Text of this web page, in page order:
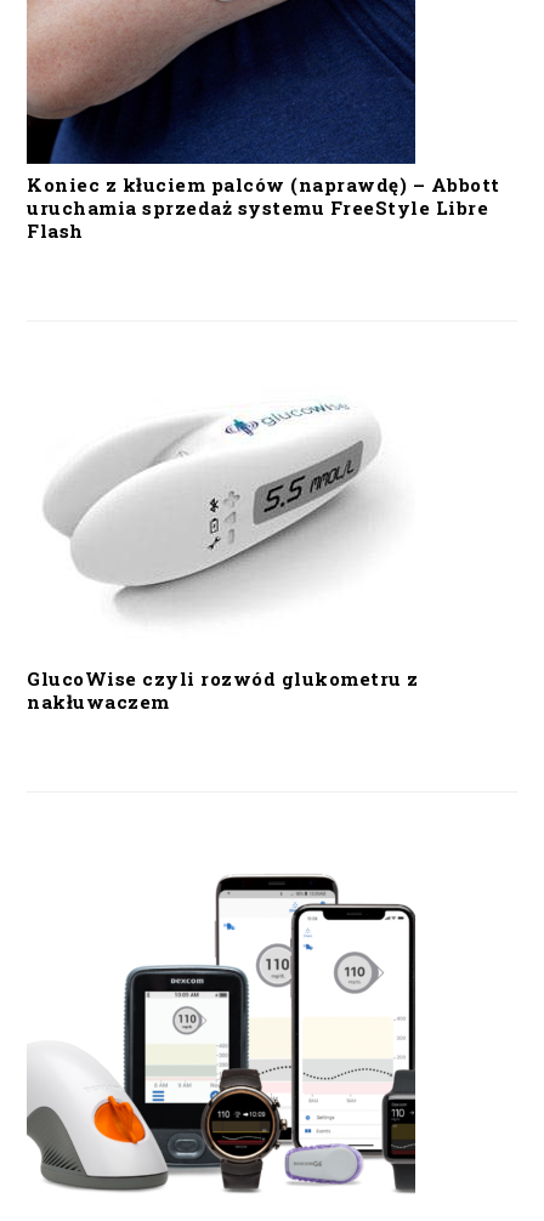
Koniec z kłuciem palców (naprawdę) – Abbott
uruchamia sprzedaż systemu FreeStyle Libre
Flash
GlucoWise czyli rozwód glukometru z
nakłuwaczem